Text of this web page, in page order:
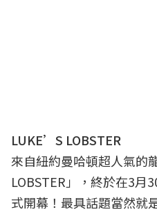
LUKE’S LOBSTER
來自紐約曼哈頓超人氣的
LOBSTER」，終於在3月
式開幕！最具話題當然就